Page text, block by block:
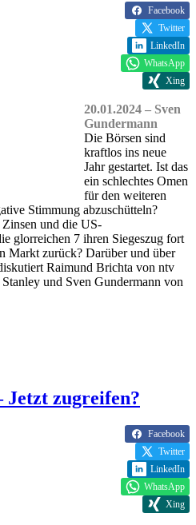
Facebook
Twitter
LinkedIn
WhatsApp
Xing
20.01.2024 – Sven
Gundermann
Die Börsen sind
kraftlos ins neue
Jahr gestartet. Ist das
ein schlechtes Omen
für den weiteren
Stimmung abzuschütteln?
und die US-
glorreichen 7 ihren Siegeszug fort
Markt zurück? Darüber und über
Raimund Brichta von ntv
und Sven Gundermann von
Jetzt zugreifen?
Facebook
Twitter
LinkedIn
WhatsApp
Xing